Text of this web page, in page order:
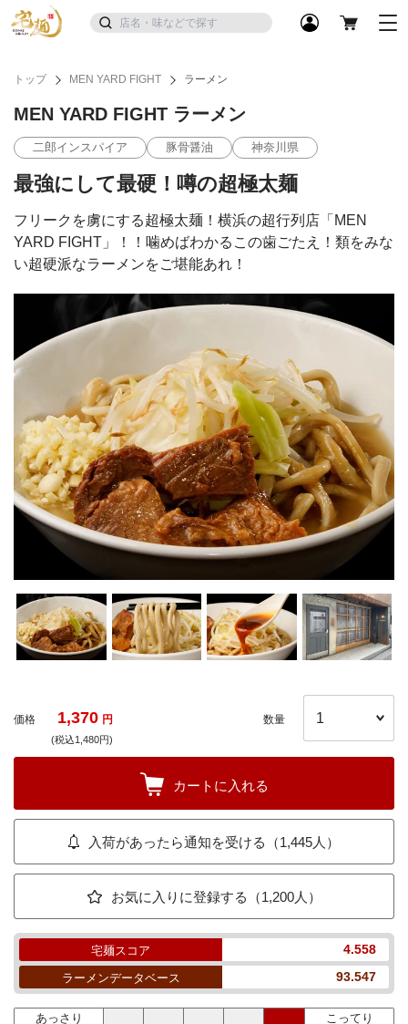
トップ MEN YARD FIGHT ラーメン
MEN YARD FIGHT ラーメン
二郎インスパイア 豚骨醤油 神奈川県
最強にして最硬！噂の超極太麺
フリークを虜にする超極太麺！横浜の超行列店「MEN
YARD FIGHT」！！噛めばわかるこの歯ごたえ！類をみな
い超硬派なラーメンをご堪能あれ！
価格 1,370 円
(税込1,480円)
数量
カートに入れる
入荷があったら通知を受ける（1,445人）
お気に入りに登録する（1,200人）
宅麺スコア 4.558
ラーメンデータベース 93.547
あっさり こってり